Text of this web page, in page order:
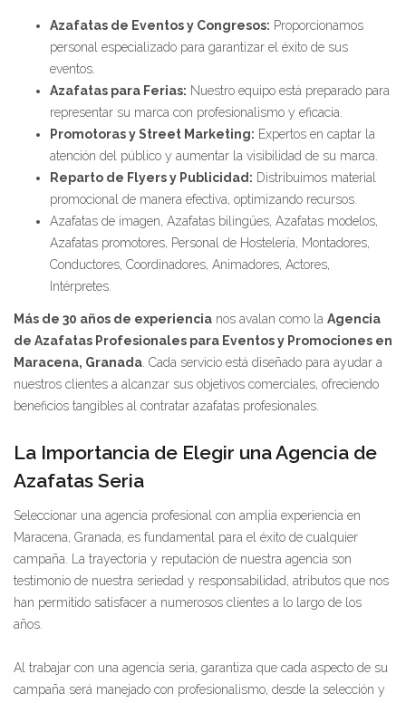
Azafatas de Eventos y Congresos: Proporcionamos
personal especializado para garantizar el éxito de sus
eventos.
Azafatas para Ferias: Nuestro equipo está preparado para
representar su marca con profesionalismo y eficacia.
Promotoras y Street Marketing: Expertos en captar la
atención del público y aumentar la visibilidad de su marca.
Reparto de Flyers y Publicidad: Distribuimos material
promocional de manera efectiva, optimizando recursos.
Azafatas de imagen, Azafatas bilingües, Azafatas modelos,
Azafatas promotores, Personal de Hostelería, Montadores,
Conductores, Coordinadores, Animadores, Actores,
Intérpretes.
Más de 30 años de experiencia nos avalan como la Agencia
de Azafatas Profesionales para Eventos y Promociones en
Maracena, Granada . Cada servicio está diseñado para ayudar a
nuestros clientes a alcanzar sus objetivos comerciales, ofreciendo
beneficios tangibles al contratar azafatas profesionales.
La Importancia de Elegir una Agencia de
Azafatas Seria
Seleccionar una agencia profesional con amplia experiencia en
Maracena, Granada, es fundamental para el éxito de cualquier
campaña. La trayectoria y reputación de nuestra agencia son
testimonio de nuestra seriedad y responsabilidad, atributos que nos
han permitido satisfacer a numerosos clientes a lo largo de los
años.
Al trabajar con una agencia seria, garantiza que cada aspecto de su
campaña será manejado con profesionalismo, desde la selección y